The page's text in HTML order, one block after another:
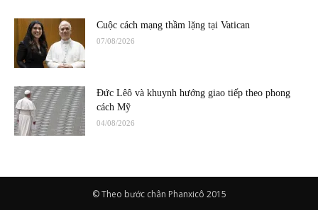
Cuộc cách mạng thầm lặng tại Vatican
07/08/2026
Đức Lêô và khuynh hướng giao tiếp theo phong
cách Mỹ
04/08/2026
© Theo bước chân Phanxicô 2015